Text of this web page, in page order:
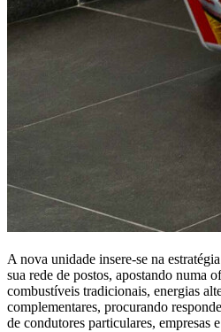
A nova unidade insere-se na
sua rede de postos, apostando numa
combustíveis tradicionais, energias
complementares, procurando
de condutores particulares, empresas